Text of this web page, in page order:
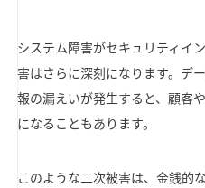
システム障害がセキュリティイ
害はさらに深刻になります。デ
報の漏えいが発生すると、顧客
になることもあります。
このような二次被害は、金銭的